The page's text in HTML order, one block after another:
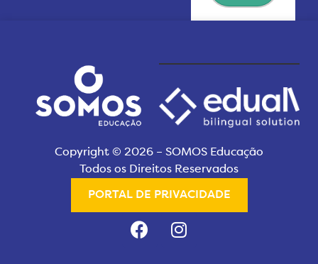
Copyright © 2026 – SOMOS Educação
Todos os Direitos Reservados
PORTAL DE PRIVACIDADE